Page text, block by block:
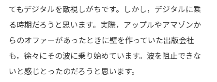
てもデジタルを敵視しがちです。しかし，デジタルに乗
る時期だろうと思います。実際，アップルやアマゾンか
らのオファーがあったときに壁を作っていた出版会社
も，徐々にその波に乗り始めています。波を阻止できな
いと感じとったのだろうと思います。